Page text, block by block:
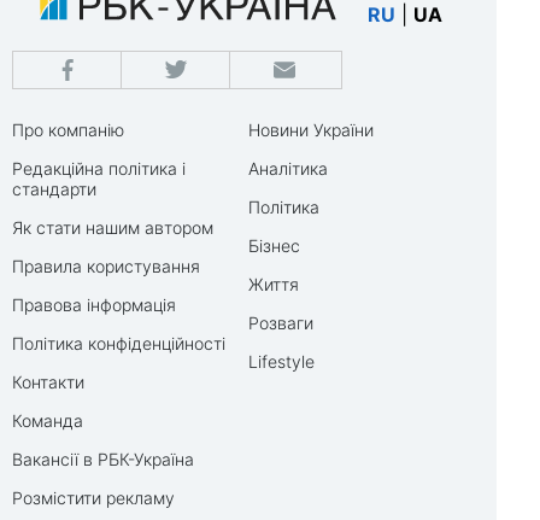
RU UA
Про компанію
Редакційна політика і
стандарти
Як стати нашим автором
Правила користування
Правова інформація
Політика конфіденційності
Контакти
Команда
Вакансії в РБК-Україна
Розмістити рекламу
Новини України
Аналітика
Політика
Бізнес
Життя
Розваги
Lifestyle